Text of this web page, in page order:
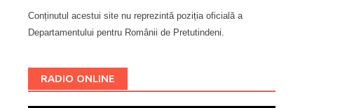
Conținutul acestui site nu reprezintă poziția oficială a
Departamentului pentru Românii de Pretutindeni.
RADIO ONLINE